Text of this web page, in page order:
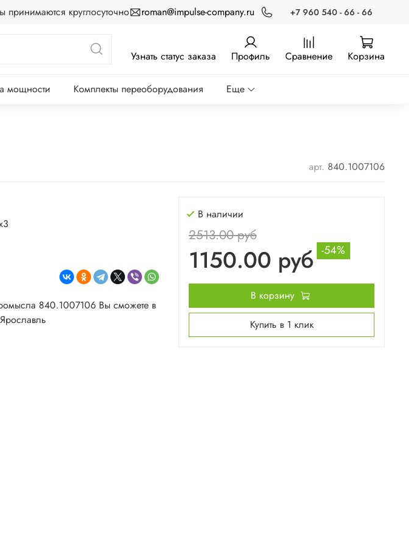
принимаются круглосуточно roman@impulse-company.ru +7 960 540 - 66 - 66
Узнать статус заказа Профиль Сравнение Корзина
мощности Комплекты переоборудования
Еще
арт. 840.1007106
840.1007106 Вы сможете в
В наличии
2513.00 руб
1150.00 руб -54%
В корзину
Купить в 1 клик